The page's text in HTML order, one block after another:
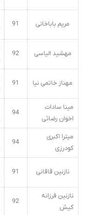
مریم باباخانی 91
مهشید الیاسی 92
مهناز خاتمی نیا 91
مینا سادات
اخوان رضائی
94
میترا اکبری
کودرزی
94
نازنین قاقانی 91
نازنین فرزانه
کیش
92